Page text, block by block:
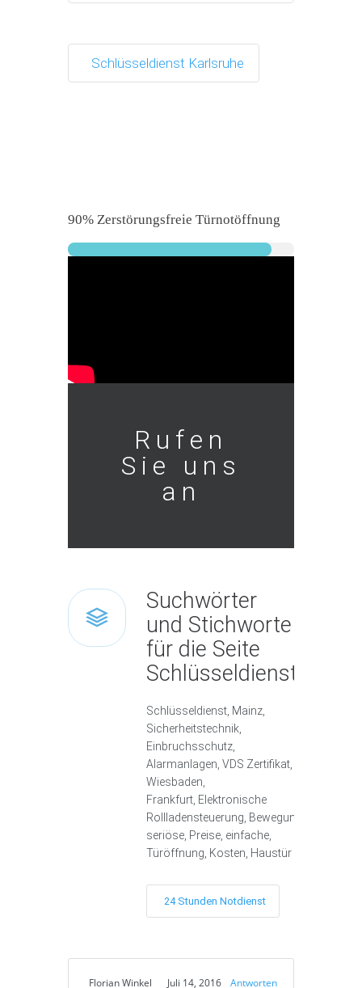
Schlüsseldienst Karlsruhe
90% Zerstörungsfreie Türnotöffnung
Rufen
Sie uns
an
Suchwörter
und Stichworte
für die Seite
Schlüsseldienst Mainz
Schlüsseldienst, Mainz,
Sicherheitstechnik,
Einbruchsschutz,
Alarmanlagen, VDS Zertifikat,
Wiesbaden,
Frankfurt, Elektronische
Rollladensteuerung, Bewegungsmelder,
seriöse, Preise, einfache,
Türöffnung, Kosten, Haustür
24 Stunden Notdienst
Florian Winkel Juli 14, 2016 Antworten